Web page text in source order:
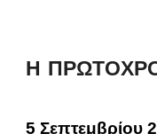
Η
5 Σεπτεμβρίου